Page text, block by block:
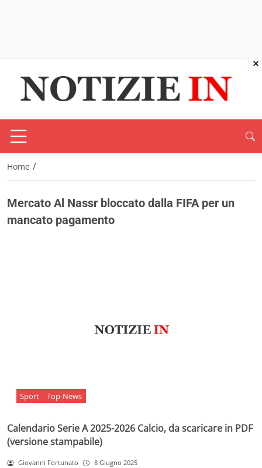
Home /
Mercato Al Nassr bloccato dalla FIFA per un
mancato pagamento
Sport Top-News
Calendario Serie A 2025-2026 Calcio, da scaricare in PDF
(versione stampabile)
Giovanni Fortunato 8 Giugno 2025
×